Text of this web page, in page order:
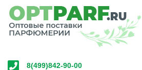
8(499)842-90-00